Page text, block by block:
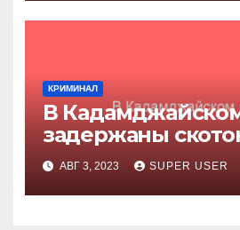
КРИМИНАЛ
В
задержаны
АВГ 3, 2023 SUPER USER